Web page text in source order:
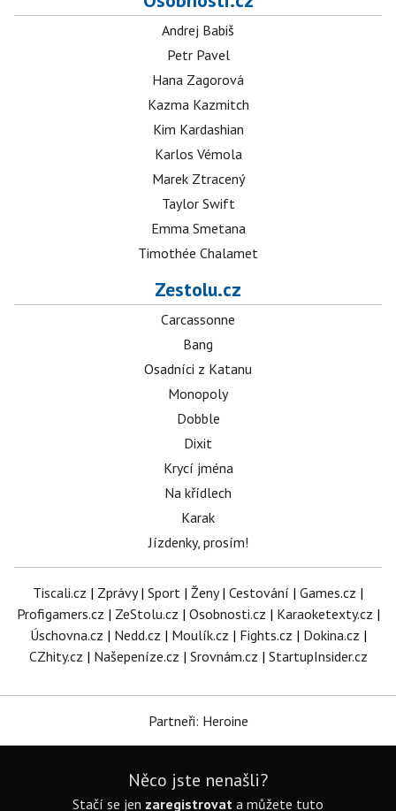
Andrej Babiš
Petr Pavel
Hana Zagorová
Kazma Kazmitch
Kim Kardashian
Karlos Vémola
Marek Ztracený
Taylor Swift
Emma Smetana
Timothée Chalamet
Zestolu.cz
Carcassonne
Bang
Osadníci z Katanu
Monopoly
Dobble
Dixit
Krycí jména
Na křídlech
Karak
Jízdenky, prosím!
Tiscali.cz | Zprávy| Sport | Ženy| Cestování | Games.cz |
Profigamers.cz | ZeStolu.cz | Osobnosti.cz | Karaoketexty.cz |
Úschovna.cz | Nedd.cz | Moulík.cz | Fights.cz | Dokina.cz |
CZhity.cz | Našepeníze.cz | Srovnám.cz | StartupInsider.cz
Partneři: Heroine
Něco jste nenašli?
Stačí se jen zaregistrovat a můžete tuto